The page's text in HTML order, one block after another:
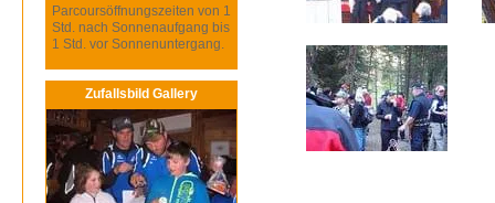
Parcoursöffnungszeiten von 1
Std. nach Sonnenaufgang bis
1 Std. vor Sonnenuntergang.
Zufallsbild Gallery